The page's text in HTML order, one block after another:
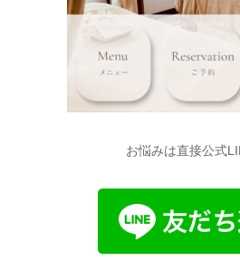
お悩みは直接公式